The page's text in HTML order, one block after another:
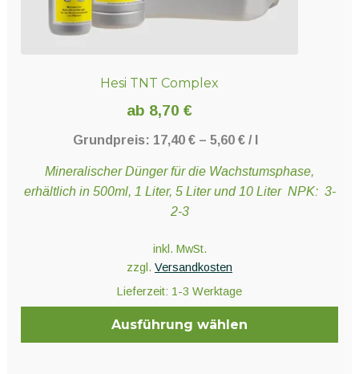
Hesi TNT Complex
ab 8,70 €
Grundpreis: 17,40€ –5,60€ /
Mineralischer Dünger für die Wachstumsphase,
erhältlich in 500ml, 1 Liter, 5 Liter und 10 Liter NPK: 3-
2-3
inkl. MwSt.
zzgl. Versandkosten
Lieferzeit: 1-3 Werktage
Ausführung wählen